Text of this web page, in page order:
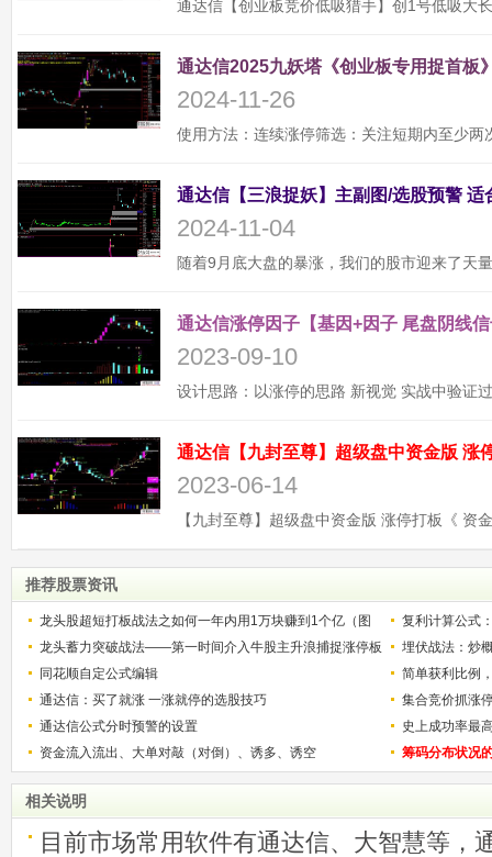
通达信2025九妖塔《创业板专用捉首板
2024-11-26
2024-11-04
通达信涨停因子【基因+因子 尾盘阴线
2023-09-10
2023-06-14
推荐股票资讯
龙头股超短打板战法之如何一年内用1万块赚到1个亿（图
解）
复利计算公式
少？
龙头蓄力突破战法——第一时间介入牛股主升浪捕捉涨停板
的技巧（图解）
埋伏战法：炒
同花顺自定公式编辑
简单获利比例
用
通达信：买了就涨 一涨就停的选股技巧
集合竞价抓涨
通达信公式分时预警的设置
史上成功率最
称选股法宝！
资金流入流出、大单对敲（对倒）、诱多、诱空 筹码分布状况
相关说明
目前市场常用软件有通达信、大智慧等，